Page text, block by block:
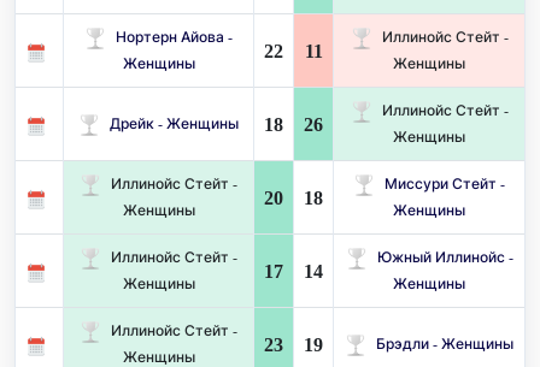
Нортерн Айова -
Женщины
22 11
Иллинойс Стейт -
Женщины
Дрейк - Женщины 18 26
Иллинойс Стейт -
Женщины
Иллинойс Стейт -
Женщины
20 18
Миссури Стейт -
Женщины
Иллинойс Стейт -
Женщины
17 14
Южный Иллинойс -
Женщины
Иллинойс Стейт -
Женщины
23 19 Брэдли - Женщины